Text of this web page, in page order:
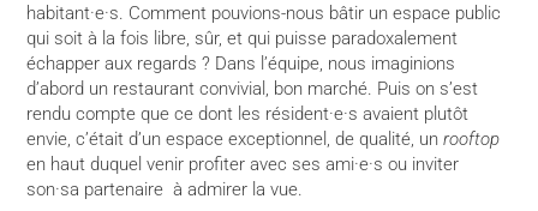
habitant·e·s. Comment pouvions-nous bâtir un espace public
qui soit à la fois libre, sûr, et qui puisse paradoxalement
échapper aux regards ? Dans l’équipe, nous imaginions
d’abord un restaurant convivial, bon marché. Puis on s’est
rendu compte que ce dont les résident·e·s avaient plutôt
envie, c’était d’un espace exceptionnel, de qualité, unrooftop
en haut duquel venir profiter avec ses ami·e·s ou inviter
son·sa partenaire à admirer la vue.